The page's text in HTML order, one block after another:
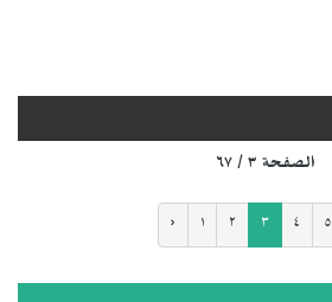
الصفحة ٣ / ٦٧
‹ ١ ٢ ٣ ٤ ٥